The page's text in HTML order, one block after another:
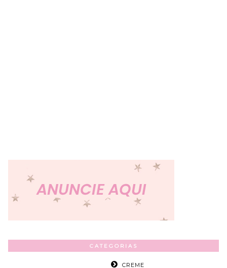
CATEGORIAS
CREME